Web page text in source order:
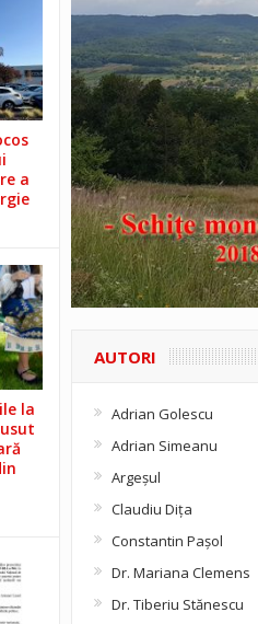
a
la
AUTORI
Adrian Golescu
Adrian Simeanu
Argeşul
Claudiu Diţa
Constantin Pașol
Dr. Mariana Clemens
Dr. Tiberiu Stănescu